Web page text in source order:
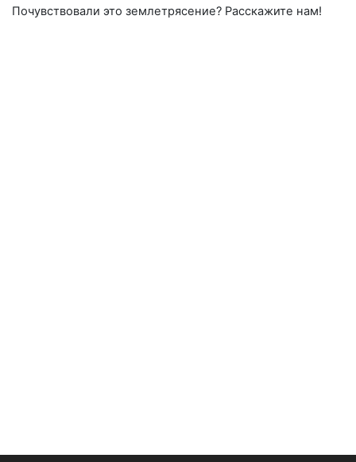
Почувствовали это землетрясение? Расскажите нам!